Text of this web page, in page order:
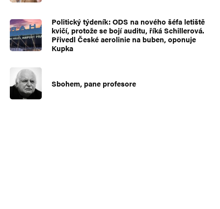
Politický týdeník: ODS na nového šéfa letiště
kvičí, protože se bojí auditu, říká Schillerová.
Přivedl České aerolinie na buben, oponuje
Kupka
Sbohem, pane profesore